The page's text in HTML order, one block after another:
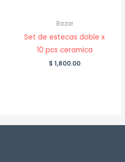
Bazar
Set de estecas doble x
10 pcs ceramica
$ 1,800.00